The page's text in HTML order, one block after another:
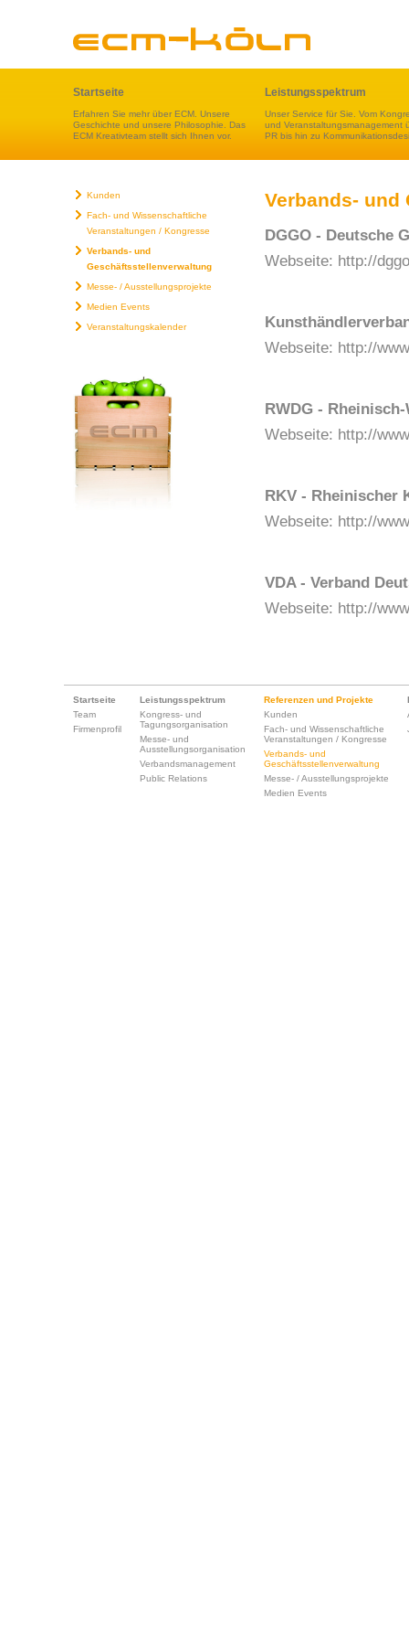
Startseite
Erfahren Sie mehr über ECM. Unsere
Geschichte und unsere Philosophie. Das
ECM Kreativteam stellt sich Ihnen vor.
Leistungsspektrum
Unser Service für Sie. Vom
und Veranstaltungsmanagement
PR bis hin zu
Kunden
Fach- und Wissenschaftliche
Veranstaltungen / Kongresse
Verbands- und
Geschäftsstellenverwaltung
Messe- / Ausstellungsprojekte
Medien Events
Veranstaltungskalender
Verbands- und
DGGO - Deutsche
Webseite: http://
Webseite: http://
RWDG -
Webseite: http://
RKV - Rheinischer
Webseite: http://
VDA - Verband
Webseite: http://
Startseite
Team
Firmenprofil
Leistungsspektrum
Kongress- und
Tagungsorganisation
Messe- und
Ausstellungsorganisation
Verbandsmanagement
Public Relations
Referenzen und Projekte
Kunden
Fach- und Wissenschaftliche
Veranstaltungen / Kongresse
Verbands- und
Geschäftsstellenverwaltung
Messe- / Ausstellungsprojekte
Medien Events